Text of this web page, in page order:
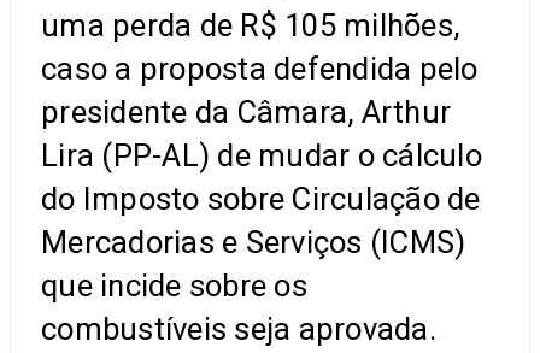
uma perda de R$ 105 milhões,
caso a proposta defendida pelo
presidente da Câmara, Arthur
Lira (PP-AL) de mudar o cálculo
do Imposto sobre Circulação de
Mercadorias e Serviços (ICMS)
que incide sobre os
combustíveis seja aprovada.